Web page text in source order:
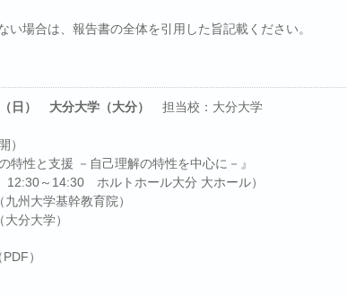
い場合は、報告書の全体を引用した旨記載ください。
日） 大分大学（大分） 担当校：大分大学
）
特性と支援 －自己理解の特性を中心に－』
12:30～14:30 ホルトホール大分 大ホール）
州大学基幹教育院）
分大学）
PDF）